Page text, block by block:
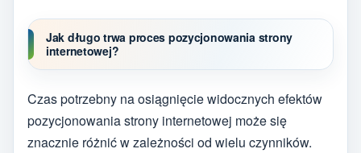
Jak długo trwa proces pozycjonowania strony
internetowej?
Czas potrzebny na osiągnięcie widocznych efektów
pozycjonowania strony internetowej może się
znacznie różnić w zależności od wielu czynników.